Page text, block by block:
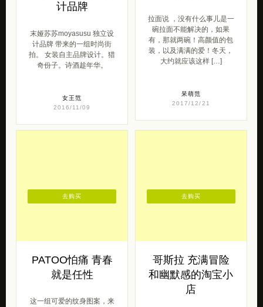
计品牌
末娅苏苏moyasusu 独立设
计品牌 带来的一组时尚街
拍。 女装自主品牌设计。猎
奇份子。诗酒趁年华。
女王范
2016/11/09
拉面说 ，没有什么事儿是一
碗拉面不能解决的，如果
有，那就两碗！高颜值的包
装，以及满满的爱！冬天，
大约就应该这样 […]
呆萌范
2017/12/21
PATOO怕痛 青春
就是任性
这一组可爱的纹身图案，来
去购买
哥斯拉 充满冒险
和幽默感的淘宝小
店
去购买